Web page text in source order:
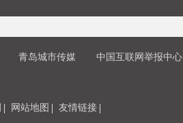
青岛城市传媒 中国互联网举报中心
网站地图 友情链接